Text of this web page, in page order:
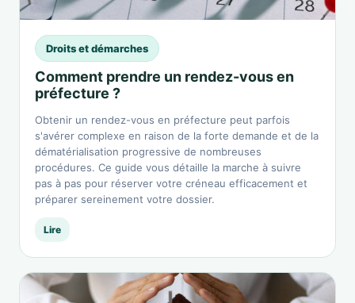
Droits et démarches
Comment prendre un rendez-vous en
préfecture ?
Obtenir un rendez-vous en préfecture peut parfois
s'avérer complexe en raison de la forte demande et de la
dématérialisation progressive de nombreuses
procédures. Ce guide vous détaille la marche à suivre
pas à pas pour réserver votre créneau efficacement et
préparer sereinement votre dossier.
Lire